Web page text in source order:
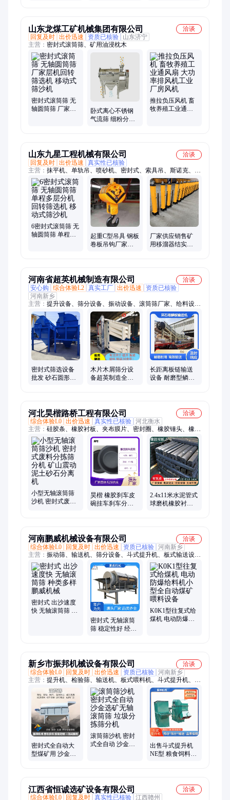
山东龙煤工矿机械集团有限公司
洽谈
回复及时 出价迅速 资质已核验
山东济宁
主营： 密封式滚筒筛、矿用油浸枕木
密封式滚筒筛 无
轴圆筒筛 厂家层
卧式离心不锈钢
气流筛 细粉分级
推拉负压风机 畜
牧养殖工业通风
山东九星工程机械有限公司
洽谈
回复及时 出价迅速
真实性已核验
主营： 抹平机、单轨吊、喷砂机、密封式、索具吊、斯诺克、弯
曲机、抛丸机、凿岩机、改锚机、弧焊机、止回阀、推雪板、台
球桌、除雪板、分切机、过滤器、卷板机、搅拌机、卷圆机、养
护室、传感器、钻机
6密封式滚筒筛 无
轴圆筒筛 单程多
起重C型吊具 钢板
卷板吊钩厂家加
厂家供应销售矿
用移溜器结实耐
河南省超英机械制造有限公司
洽谈
安心购
综合体验L2 真实工厂 出价迅速
资质已核验
河南新乡
主营： 提升设备、筛分设备、振动设备、滚筒筛厂家、给料设
备、输送设备、环保设备
密封式筛选设备
批发 砂石圆形筛
木片木屑筛分设
备超英制造全自
长距离板链输送
设备 耐磨型鳞板
河北昊楷路桥工程有限公司
洽谈
综合体验L0 出价迅速 真实性已核验 河北衡水
主营： 硅胶条、橡胶衬板、夹布膜片、密封圈、橡胶锤头、橡胶
筛板、浮选机叶轮盖板
小型无轴滚筒筛
沙机 密封式废料
昊楷 橡胶刹车皮
碗挂车刹车分泵
2.4x11米水泥管式
球磨机橡胶衬板
河南鹏威机械设备有限公司
洽谈
综合体验L0
回复及时 出价迅速 资质已核验 河南新乡
主营： 振动筛、输送机、筛分设备、斗式提升机、板式输送设
备、有轴无轴滚筒筛、脱水筛分机、泥石分离机、精细筛分摇摆
筛、矿用双层张弛筛
密封式 出沙速度
快 无轴滚筒筛 种
密封式 无轴滚筒
筛 稳定性好 经久
K0K1型往复式给
煤机 电动防爆给
新乡市振邦机械设备有限公司
洽谈
综合体验L0
回复及时 出价迅速 资质已核验 河南新乡
主营： 提升机、检验筛、输送机、板式喂料机、斗式提升机、滚
筒筛、超声波振动筛、方形精细摇摆筛、大倾角皮带机、旋振
筛、刮板机、链斗机、链板机、真空上料机、除尘设备、矿用筛
分设备、提升设备、输送设备、脱水筛、Z型提升机
密封式全自动大
型煤矿用 沙金选
滚筒筛沙机 密封
式全自动 沙金选
出售斗式提升机
NE型 粮食饲料水
江西省恒诚选矿设备有限公司
洽谈
综合体验L0
回复及时 真实性已核验 江西赣州